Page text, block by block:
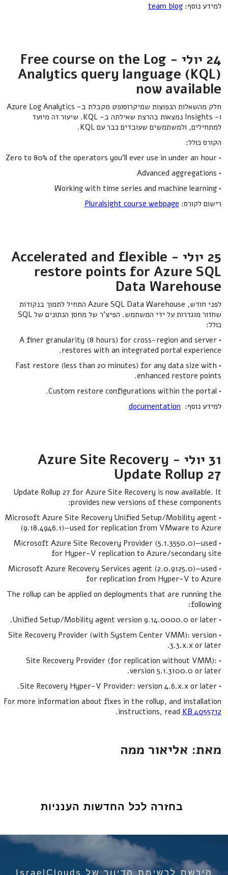
למידע נוסף:team blog
24 יולי - Free course on the Log
Analytics query language (KQL)
now available
חלק מהשאלות הנפוצות שמיקרוסופט מקבלת ב- Azure Log Analytics
ו- Insights נמצאות בהרצת שאילתה ב- KQL. שיעור זה מיועד
למתחילים, ולמשתמשים שעובדים כבר עם KQL.
הקורס כולל:
• Zero to 80% of the operators you’ll ever use in under an hour
• Advanced aggregations
• Working with time series and machine learning
רישום לקורס: Pluralsight course webpage
25 יולי - Accelerated and flexible
restore points for Azure SQL
Data Warehouse
לפני חודש, Azure SQL Data Warehouse התחיל לתמוך בנקודות
שחזור מוגדרות על ידי המשתמש. הפיצ'ר של מחסן הנתונים של SQL
כולל:
• A finer granularity (8 hours) for cross-region and server
restores with an integrated portal experience.
• Fast restore (less than 20 minutes) for any data size with
enhanced restore points.
• Custom restore configurations within the portal.
למידע נוסף: documentation
31 יולי - Azure Site Recovery
Update Rollup 27
Update Rollup 27 for Azure Site Recovery is now available. It
provides new versions of these components:
• Microsoft Azure Site Recovery Unified Setup/Mobility agent
(9.18.4946.1)—used for replication from VMware to Azure
• Microsoft Azure Site Recovery Provider (5.1.3550.0)—used
for Hyper-V replication to Azure/secondary site
• Microsoft Azure Recovery Services agent (2.0.9125.0)—used
for replication from Hyper-V to Azure
The rollup can be applied on deployments that are running the
following:
• Unified Setup/Mobility agent version 9.14.0000.0 or later.
• Site Recovery Provider (with System Center VMM): version
3.3.x.x or later.
• Site Recovery Provider (for replication without VMM):
version 5.1.3100.0 or later.
• Site Recovery Hyper-V Provider: version 4.6.x.x or later.
For more information about fixes in the rollup, and installation
instructions, read KB 4055712
.
מאת: אליאור ממה
בחזרה לכל החדשות הענניות
הירשם לרשימת הדיוור של IsraelClouds